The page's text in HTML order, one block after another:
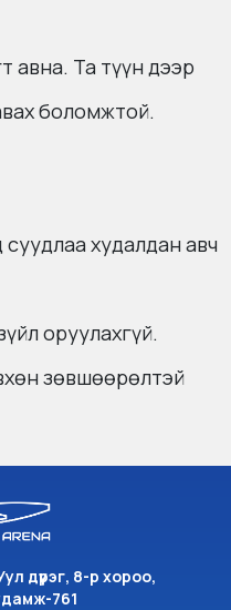
авна. Та түүн дээр
боломжтой.
худалдан авч
оруулахгүй.
зөвшөөрөлтэй
дүүрэг, 8-р хороо,
761